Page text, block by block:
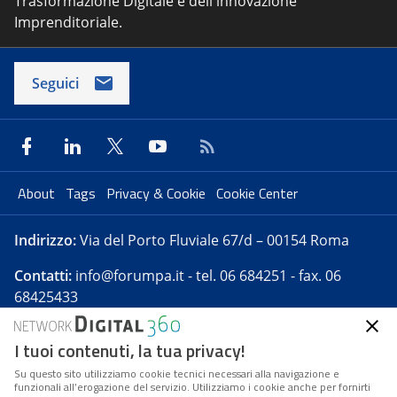
Imprenditoriale.
Seguici
About Tags Privacy & Cookie Cookie Center
Indirizzo:Via del Porto Fluviale 67/d – 00154 Roma
Contatti: info@forumpa.it- tel. 06 684251 - fax. 06
68425433
Forumpa.itè una pubblicazione telematica iscritta
presso Registro della stampa del Tribunale di Roma -
Reg. n. 182 del 2 maggio 2008 - Direttore resp. Michela
I tuoi contenuti, la tua privacy!
Su questo sito utilizziamo cookie tecnici necessari alla navigazione e
funzionali all’erogazione del servizio. Utilizziamo i cookie anche per fornirti